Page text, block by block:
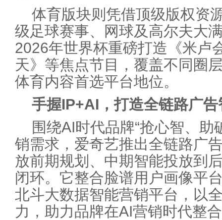
体育版块则凭借顶级版权资
级足球赛事、网球及高尔夫大
2026年世界杯重磅打造《米卢
天》等焦点节目，覆盖不同圈
体育内容首选平台地位。
手握IP+AI，打造全链路广
围绕AI时代品牌“抢心智、助
销需求，爱奇艺推出全链路广
放前期规划、中期智能投放到
闭环。它整合脸谱用户画像平
北斗大数据智能营销平台，以
力，助力品牌在AI营销时代整